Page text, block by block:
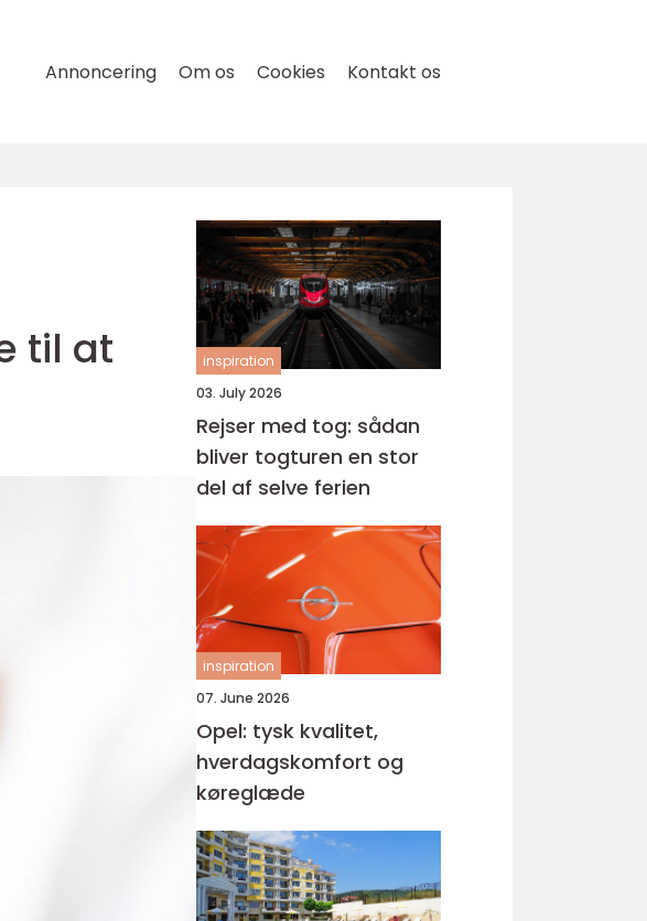
Annoncering Om os Cookies Kontakt os
til at
inspiration
03. July 2026
Rejser med tog: sådan
bliver togturen en stor
del af selve ferien
inspiration
07. June 2026
Opel: tysk kvalitet,
hverdagskomfort og
køreglæde